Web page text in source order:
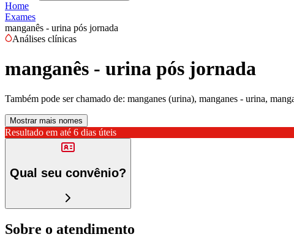
Home
Exames
manganês - urina pós jornada
Análises clínicas
manganês - urina pós jornada
Também pode ser chamado de: manganes (urina), manganes - urina,
Mostrar mais nomes
Resultado em até 6 dias úteis
Qual seu convênio?
Sobre o atendimento